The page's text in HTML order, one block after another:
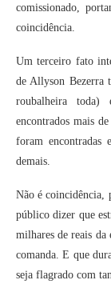
comissionado,
coincidência.
Um terceiro fato
de Allyson Bezerra
roubalheira
encontrados mais
foram encontradas
demais.
Não é coincidência,
público dizer que
milhares de reais da
comanda. E que
seja flagrado com